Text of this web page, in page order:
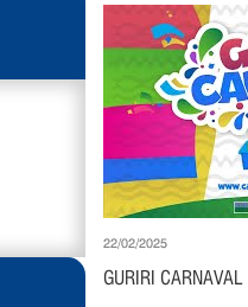
22/02/2025
GURIRI